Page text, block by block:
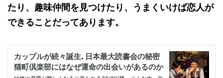
たり、趣味仲間を見つけたり、うまくいけば恋人が
できることだってあります。